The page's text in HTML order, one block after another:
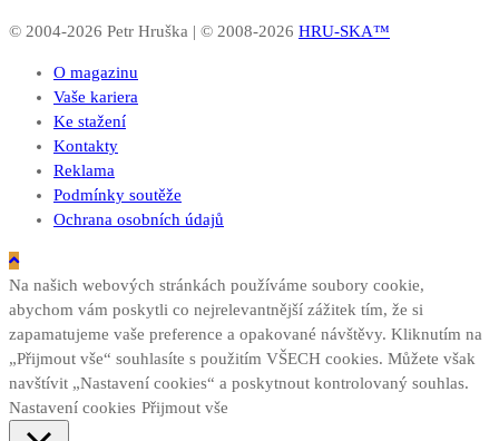
© 2004-2026 Petr Hruška | © 2008-2026 HRU-SKA™
O magazinu
Vaše kariera
Ke stažení
Kontakty
Reklama
Podmínky soutěže
Ochrana osobních údajů
Na našich webových stránkách používáme soubory cookie,
abychom vám poskytli co nejrelevantnější zážitek tím, že si
zapamatujeme vaše preference a opakované návštěvy. Kliknutím na
„Přijmout vše“ souhlasíte s použitím VŠECH cookies. Můžete však
navštívit „Nastavení cookies“ a poskytnout kontrolovaný souhlas.
Nastavení cookies Přijmout vše